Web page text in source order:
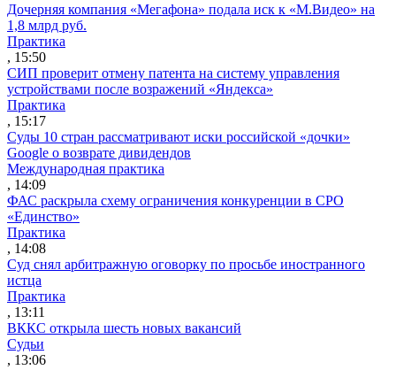
Дочерняя компания «Мегафона» подала иск к «М.Видео» на
1,8 млрд руб.
Практика
, 15:50
СИП проверит отмену патента на систему управления
устройствами после возражений «Яндекса»
Практика
, 15:17
Суды 10 стран рассматривают иски российской «дочки»
Google о возврате дивидендов
Международная практика
, 14:09
ФАС раскрыла схему ограничения конкуренции в СРО
«Единство»
Практика
, 14:08
Суд снял арбитражную оговорку по просьбе иностранного
истца
Практика
, 13:11
ВККС открыла шесть новых вакансий
Судьи
, 13:06